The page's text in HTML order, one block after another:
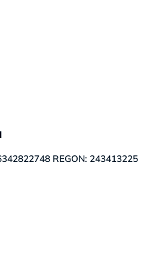
REGON: 243413225